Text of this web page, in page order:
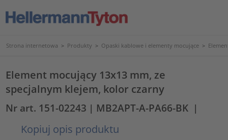
Strona internetowa > Produkty > Opaski kablowe i elementy mocujące >
Element mocujący 13x13 mm, ze
specjalnym klejem, kolor czarny
Nr art. 151-02243 | MB2APT-A-PA66-BK |
Kopiuj opis produktu